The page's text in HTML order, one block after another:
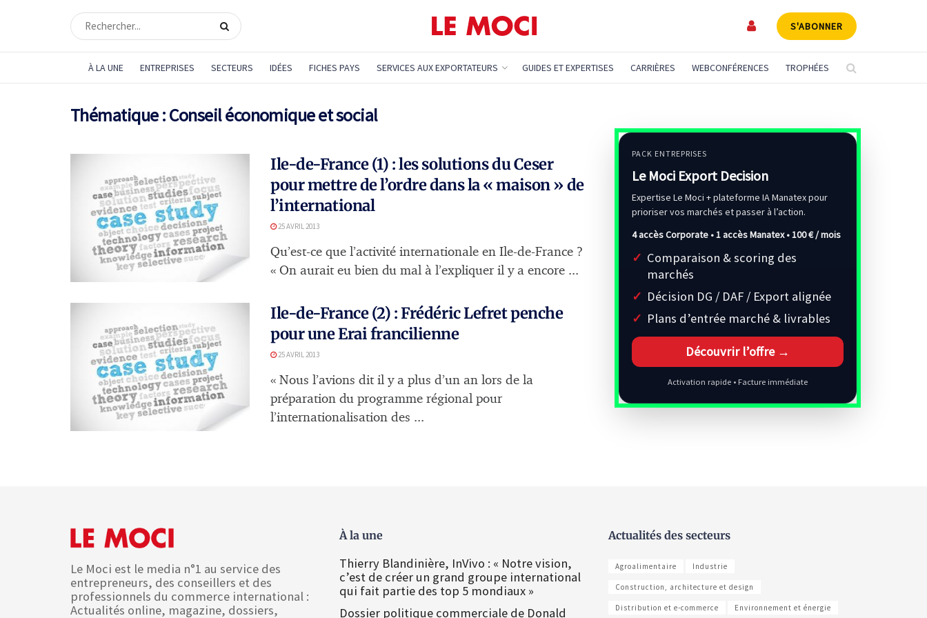
S'ABONNER
À LA UNE ENTREPRISES SECTEURS IDÉES FICHES PAYS SERVICES AUX EXPORTATEURS GUIDES ET EXPERTISES CARRIÈRES WEBCONFÉRENCES TROPHÉES
Thématique :Conseil économique et social
Ile-de-France (1) : les solutions du Ceser
pour mettre de l’ordre dans la « maison » de
l’international
25 AVRIL 2013
Qu’est-ce que l’activité internationale en Ile-de-France ?
« On aurait eu bien du mal à l’expliquer il y a encore ...
Ile-de-France (2) : Frédéric Lefret penche
pour une Erai francilienne
25 AVRIL 2013
« Nous l’avions dit il y a plus d’un an lors de la
préparation du programme régional pour
l’internationalisation des ...
PACK ENTREPRISES
Le Moci Export Decision
Expertise Le Moci + plateforme IA Manatex pour
prioriser vos marchés et passer à l’action.
4 accès Corporate • 1 accès Manatex •100 € / mois
Comparaison & scoring des
marchés
Décision DG / DAF / Export alignée
Plans d’entrée marché & livrables
Découvrir l’offre →
Activation rapide • Facture immédiate
Le Moci est le media n°1 au service des
entrepreneurs, des conseillers et des
professionnels du commerce international :
Actualités online, magazine, dossiers,
À la une
Thierry Blandinière, InVivo : « Notre vision,
c’est de créer un grand groupe international
qui fait partie des top 5 mondiaux »
Dossier politique commerciale de Donald
Actualités des secteurs
Agroalimentaire Industrie
Construction, architecture et design
Distribution et e-commerce Environnement et énergie